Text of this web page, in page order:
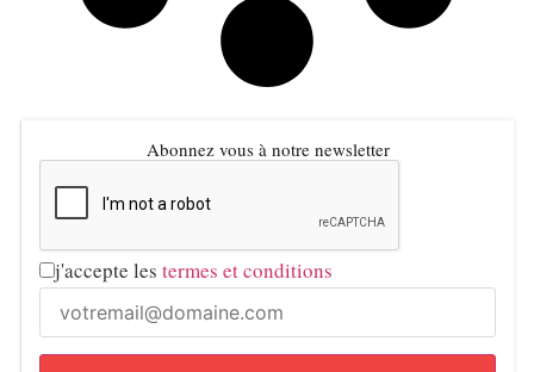
Abonnez vous à notre newsletter
j'accepte les termes et conditions